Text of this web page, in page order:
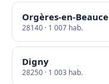
Orgères-en-Beauce
28140 · 1 007 hab.
Digny
28250 · 1 003 hab.